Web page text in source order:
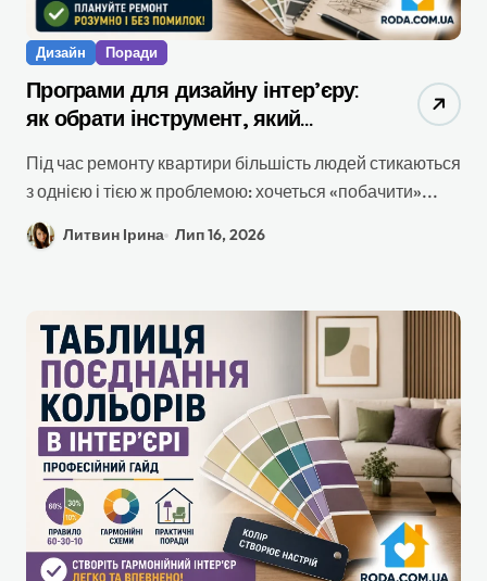
Дизайн Поради
Програми для дизайну інтер’єру:
як обрати інструмент, який
ремонту
Під час ремонту квартири більшість людей стикаються
з однією і тією ж проблемою: хочеться «побачити»...
Литвин Ірина Лип 16, 2026